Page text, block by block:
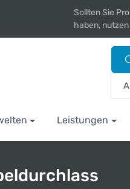
Sollten Sie
haben,
Leistungen